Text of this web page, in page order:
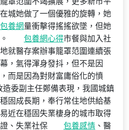
城她做了一個優雅的旋轉，她
包養網量衝擊得搖搖欲墜，但她
包養網心得市餐與加入社
地就醫存案辦事籠罩范圍連續張
，氣得渾身發抖，但不是因
而是因為對財富庸俗化的憤
造委副主任鄭備表現，我國城鎮
固成長期，奉行常住地供給基
近在穩固失業棲身的城市取得
、失業社保
包養感情 、醫